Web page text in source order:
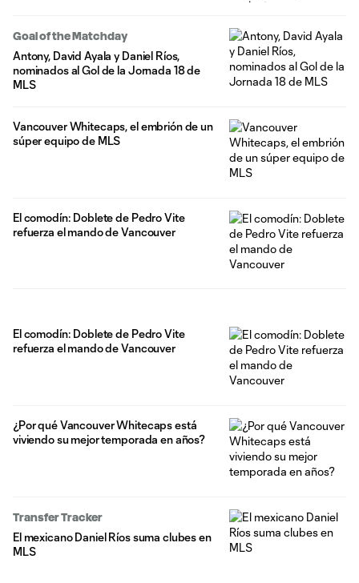
Goal of the Matchday
Antony, David Ayala y Daniel Ríos,
nominados al Gol de la Jornada 18 de
MLS
Vancouver Whitecaps, el embrión de un
súper equipo de MLS
El comodín: Doblete de Pedro Vite
refuerza el mando de Vancouver
El comodín: Doblete de Pedro Vite
refuerza el mando de Vancouver
¿Por qué Vancouver Whitecaps está
viviendo su mejor temporada en años?
Transfer Tracker
El mexicano Daniel Ríos suma clubes en
MLS